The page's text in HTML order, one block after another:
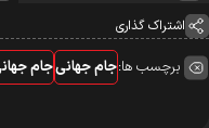
اشتراک گذاری
برچسب ها:جام جهانیجام جهانی 2026